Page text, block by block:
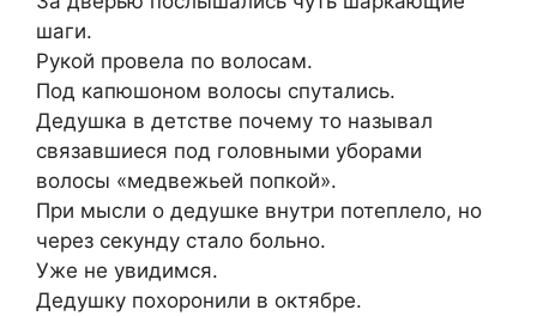
шаги.
Рукой провела по волосам.
Под капюшоном волосы спутались.
Дедушка в детстве почему то называл
связавшиеся под головными уборами
волосы «медвежьей попкой».
При мысли о дедушке внутри потеплело, но
через секунду стало больно.
Уже не увидимся.
Дедушку похоронили в октябре.